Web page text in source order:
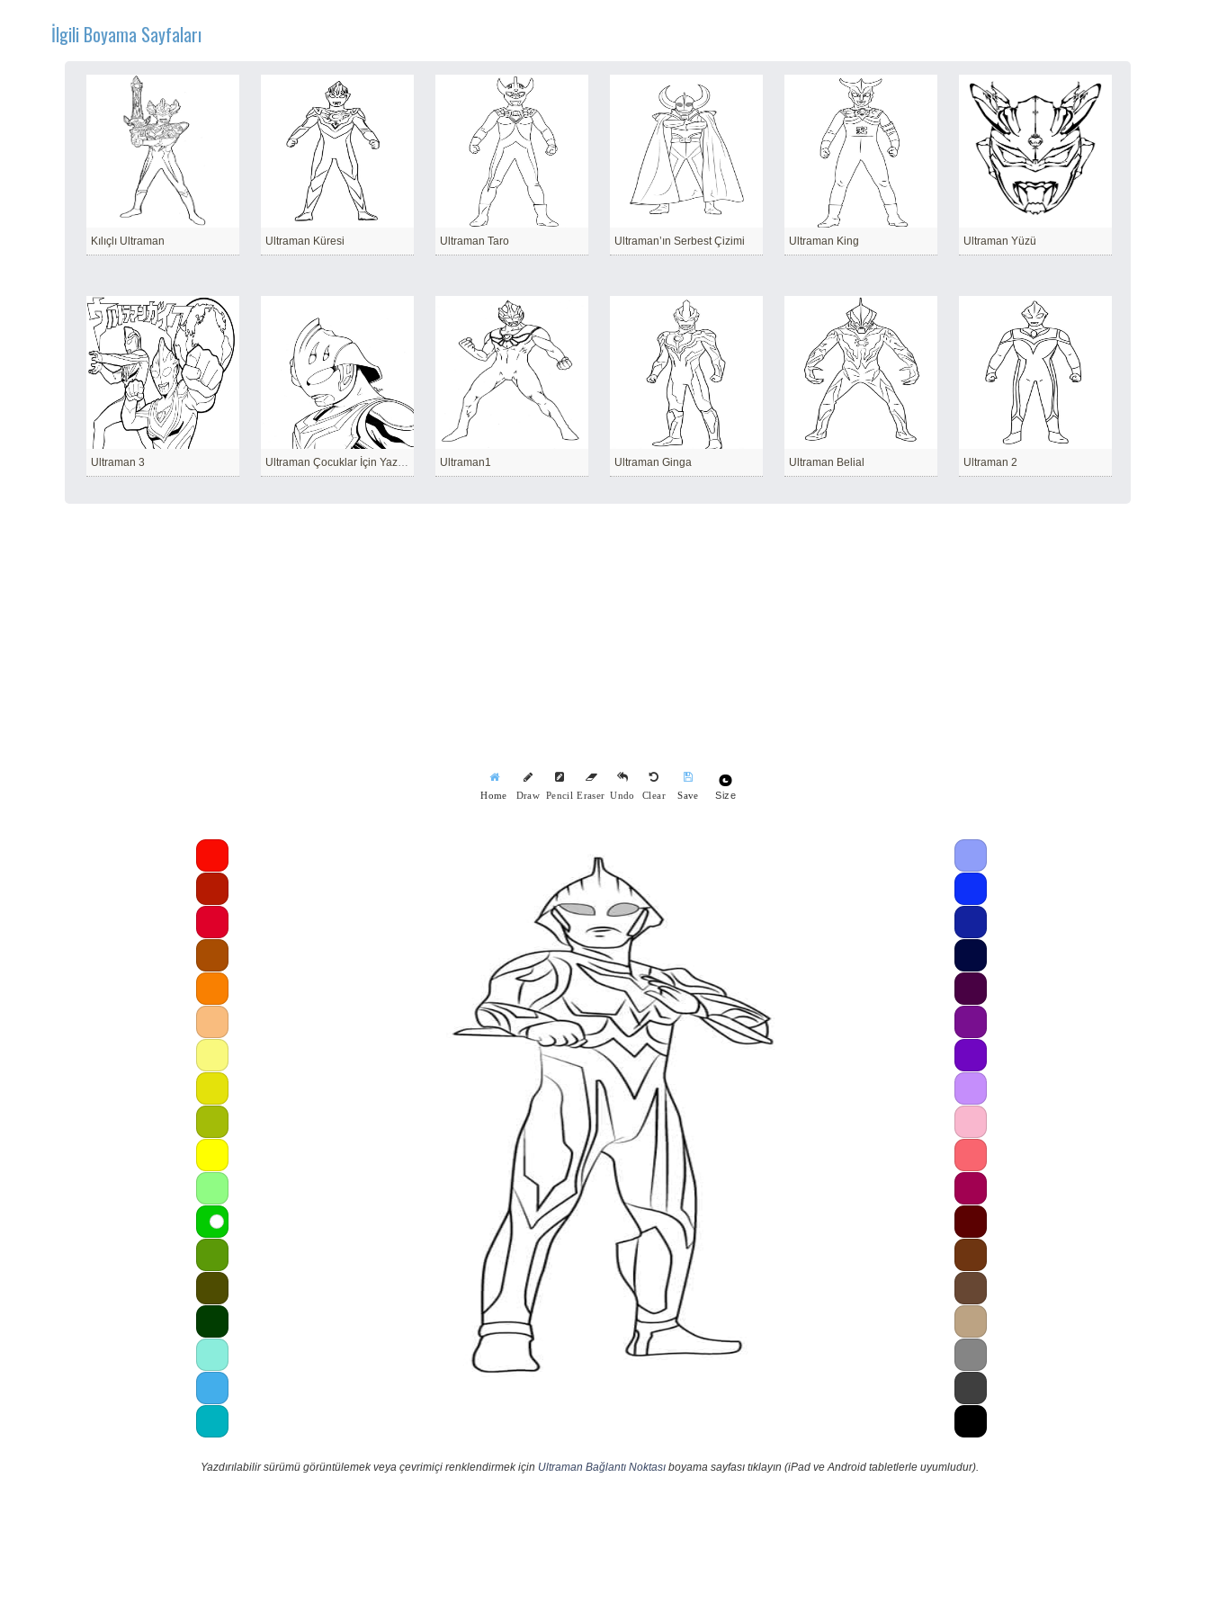
İlgili Boyama Sayfaları
Kılıçlı Ultraman Ultraman Küresi Ultraman Taro Ultraman’ın Serbest Çizimi Ultraman King Ultraman Yüzü
Ultraman 3 Ultraman Çocuklar İçin Yazdırılabilir Ultraman1 Ultraman Ginga Ultraman Belial Ultraman 2
Home Draw Pencil Eraser Undo Clear Save Size
Yazdırılabilir sürümü görüntülemek veya çevrimiçi renklendirmek için Ultraman Bağlantı Noktası boyama sayfası tıklayın (iPad ve Android tabletlerle uyumludur).